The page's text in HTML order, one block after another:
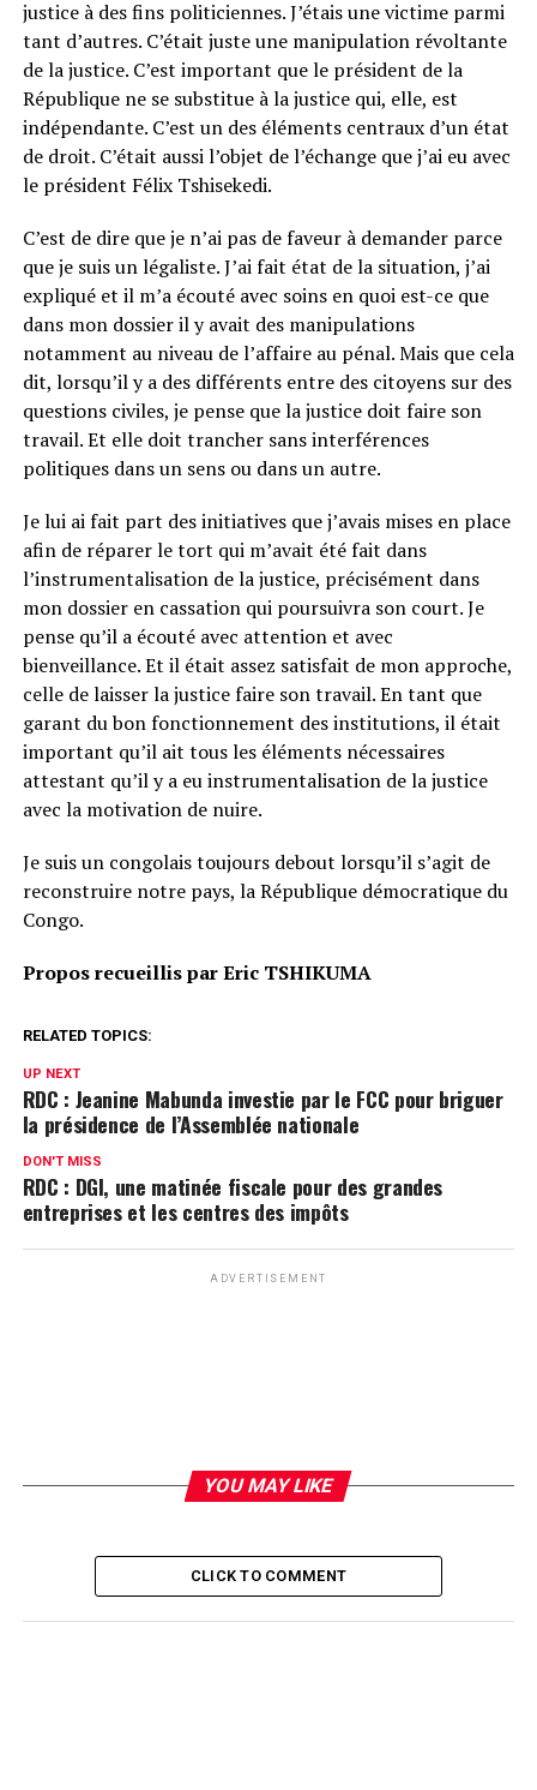
justice à des fins politiciennes. J’étais une victime parmi
tant d’autres. C’était juste une manipulation révoltante
de la justice. C’est important que le président de la
République ne se substitue à la justice qui, elle, est
indépendante. C’est un des éléments centraux d’un état
de droit. C’était aussi l’objet de l’échange que j’ai eu avec
le président Félix Tshisekedi.
C’est de dire que je n’ai pas de faveur à demander parce
que je suis un légaliste. J’ai fait état de la situation, j’ai
expliqué et il m’a écouté avec soins en quoi est-ce que
dans mon dossier il y avait des manipulations
notamment au niveau de l’affaire au pénal. Mais que cela
dit, lorsqu’il y a des différents entre des citoyens sur des
questions civiles, je pense que la justice doit faire son
travail. Et elle doit trancher sans interférences
politiques dans un sens ou dans un autre.
Je lui ai fait part des initiatives que j’avais mises en place
afin de réparer le tort qui m’avait été fait dans
l’instrumentalisation de la justice, précisément dans
mon dossier en cassation qui poursuivra son court. Je
pense qu’il a écouté avec attention et avec
bienveillance. Et il était assez satisfait de mon approche,
celle de laisser la justice faire son travail. En tant que
garant du bon fonctionnement des institutions, il était
important qu’il ait tous les éléments nécessaires
attestant qu’il y a eu instrumentalisation de la justice
avec la motivation de nuire.
Je suis un congolais toujours debout lorsqu’il s’agit de
reconstruire notre pays, la République démocratique du
Congo.
Propos recueillis par Eric TSHIKUMA
RELATED TOPICS:
UP NEXT
RDC : Jeanine Mabunda investie par le FCC pour briguer
la présidence de l’Assemblée nationale
DON'T MISS
RDC : DGI, une matinée fiscale pour des grandes
entreprises et les centres des impôts
ADVERTISEMENT
YOU MAY LIKE
CLICK TO COMMENT